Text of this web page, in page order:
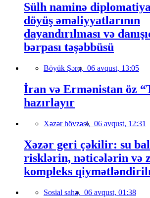
Sülh naminə
döyüş əməliyyatlarının
dayandırılması və
bərpası təşəbbüsü
Böyük Şərq, 06 avqust, 13:05
İran və Ermənistan öz
hazırlayır
Xəzər hövzəsi, 06 avqust, 12:31
Xəzər geri çəkilir: su
risklərin, nəticələrin və
kompleks
Sosial sahə, 06 avqust, 01:38